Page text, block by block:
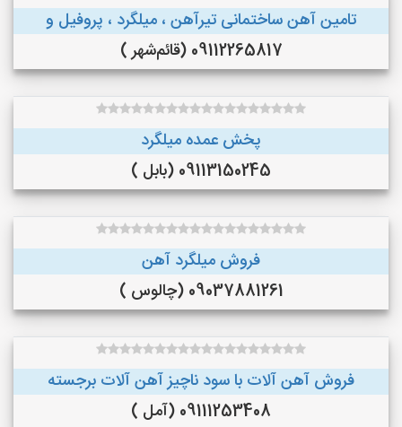
تامین آهن ساختمانی تیرآهن ، میلگرد ، پروفیل و
09112265817 (قائم‌شهر )
پخش عمده میلگرد
09113150245 (بابل )
فروش میلگرد آهن
09037881261 (چالوس )
فروش آهن آلات با سود ناچیز آهن آلات برجسته
09111253408 (آمل )